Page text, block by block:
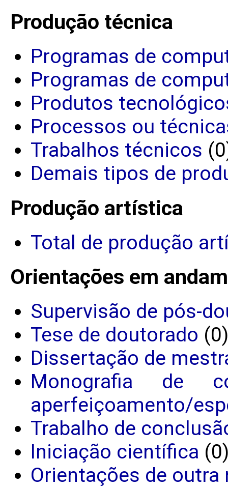
Produção técnica
Programas de
Programas de
Produtos
Processos ou
Trabalhos técnicos
Demais tipos de
Produção artística
Total de produção
Orientações em
Supervisão de pós-
Tese de doutorado (0)
Dissertação de
Monografia de
aperfeiçoamento/
Trabalho de
Iniciação científica
Orientações de outra